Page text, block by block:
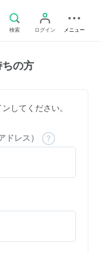
検索
ログイン メニュー
の方
してください。
レス）